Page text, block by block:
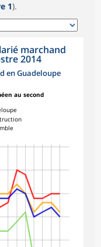
1).
marchand
2014
en Guadeloupe
au second